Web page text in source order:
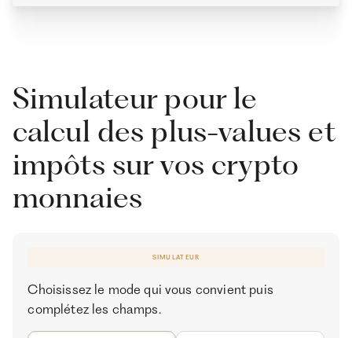
Simulateur pour le
calcul des plus-values et
impôts sur vos crypto
monnaies
SIMULATEUR
Choisissez le mode qui vous convient puis
complétez les champs.